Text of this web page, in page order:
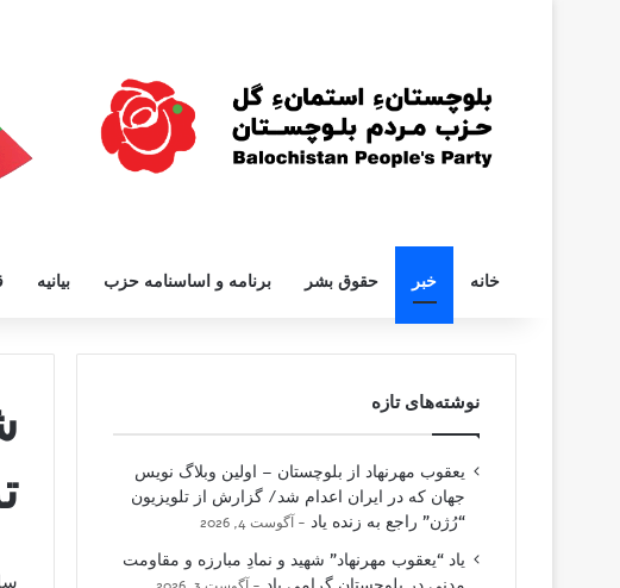
خانه خبر حقوق بشر برنامه و اساسنامه حزب بیانیه
نوشته‌های تازه
یعقوب مهرنهاد از بلوچستان – اولین وبلاگ نویس
جهان که در ایران اعدام شد/ گزارش از تلویزیون
“رُژن” راجع به زنده یاد
آگوست 4, 2026
یاد “یعقوب مهرنهاد” شهید و نمادِ مبارزه و مقاومت